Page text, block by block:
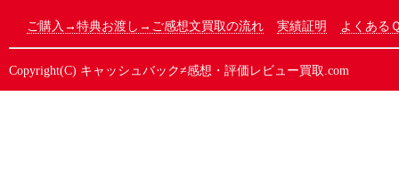
ご購入→特典お渡し→ご感想文買取の流れ 実績証明 よくある
Copyright(C) キャッシュバック≠感想・評価レビュー買取.com